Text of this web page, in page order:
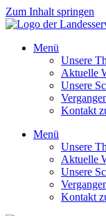
Zum Inhalt springen
Menü
Unsere
Aktuelle
Unsere
Kontakt
Menü
Unsere
Aktuelle
Unsere
Kontakt